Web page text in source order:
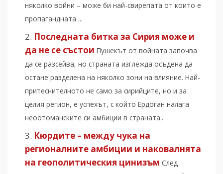
няколко войни – може би най-свирепата от които е
пропагандната ...
Последната битка за Сирия може и
да не се състои Пушекът от войната започва
да се разсейва, но страната изглежда осъдена да
остане разделена на няколко зони на влияние. Най-
притеснителното не само за сирийците, но и за
целия регион, е успехът, с който Ердоган налага
неоотоманските си амбиции в страната...
Кюрдите – между чука на
регионалните амбиции и наковалнята
на геополитическия цинизъм След